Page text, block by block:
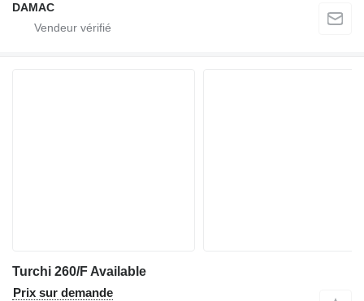
DAMAC
Turchi 260/F Available
Prix sur demande